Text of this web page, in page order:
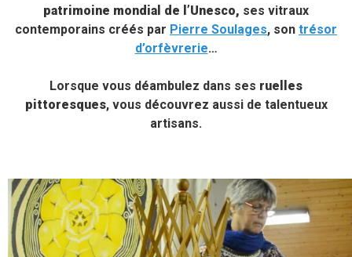
patrimoine mondial de l’Unesco, ses vitraux
contemporains créés par Pierre Soulages, son trésor
d’orfèvrerie…
Lorsque vous déambulez dans ses ruelles
pittoresques, vous découvrez aussi de talentueux
artisans.